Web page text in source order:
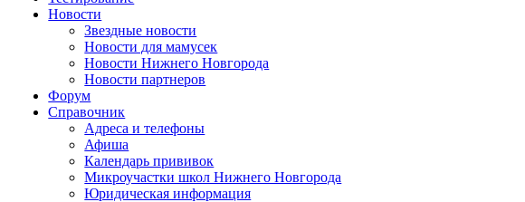
Новости
Звездные новости
Новости для мамусек
Новости Нижнего Новгорода
Новости партнеров
Форум
Справочник
Адреса и телефоны
Афиша
Календарь прививок
Микроучастки школ Нижнего Новгорода
Юридическая информация